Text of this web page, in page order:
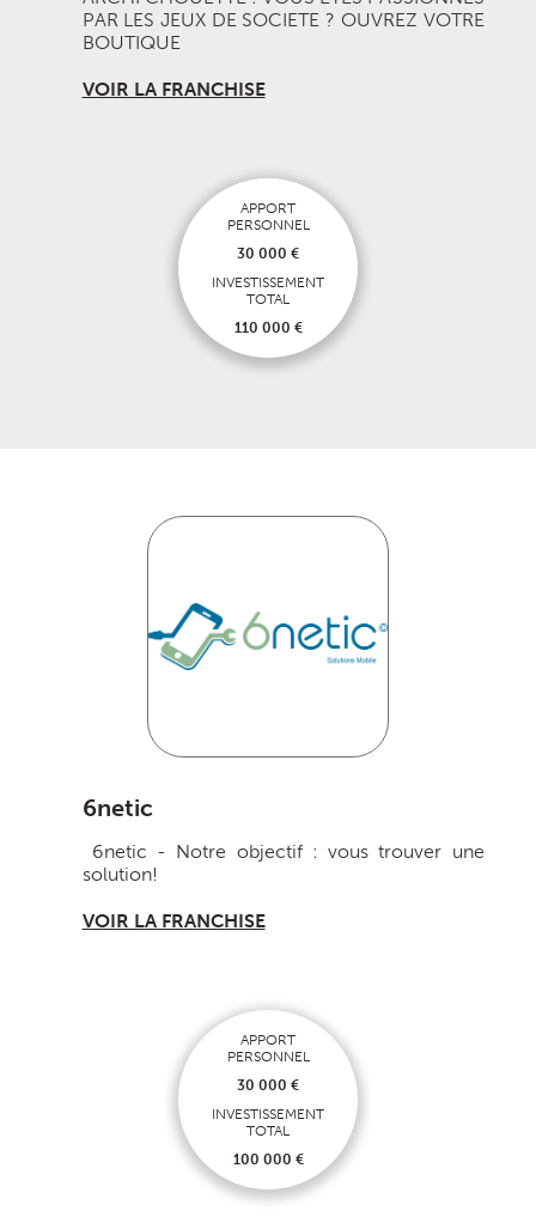
PAR LES JEUX DE SOCIETE ? OUVREZ VOTRE
BOUTIQUE
VOIR LA FRANCHISE
APPORT
PERSONNEL
30 000 €
INVESTISSEMENT
TOTAL
110 000 €
6netic
6netic - Notre objectif : vous trouver une
solution!
VOIR LA FRANCHISE
APPORT
PERSONNEL
30 000 €
INVESTISSEMENT
TOTAL
100 000 €